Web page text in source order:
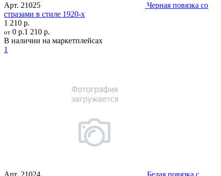
Арт. 21025
Черная повязка со
стразами в стиле 1920-х
1 210 р.
от 0 р.1 210 р.
В наличии на маркетплейсах
1
Арт. 21024
Белая повязка с